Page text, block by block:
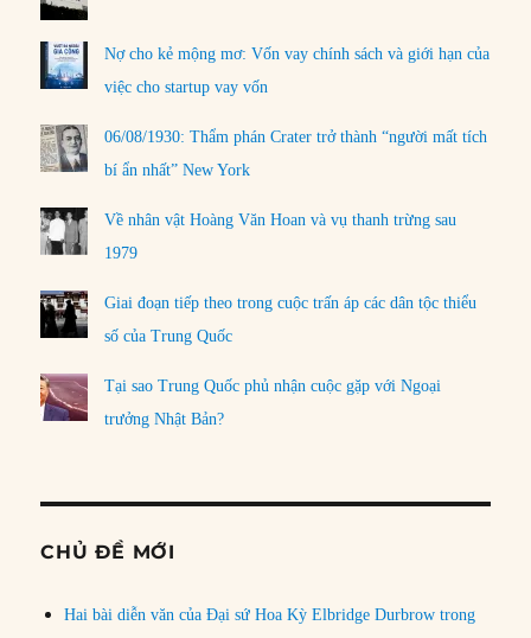
Nợ cho kẻ mộng mơ: Vốn vay chính sách và giới hạn của
việc cho startup vay vốn
06/08/1930: Thẩm phán Crater trở thành “người mất tích
bí ẩn nhất” New York
Về nhân vật Hoàng Văn Hoan và vụ thanh trừng sau
1979
Giai đoạn tiếp theo trong cuộc trấn áp các dân tộc thiểu
số của Trung Quốc
Tại sao Trung Quốc phủ nhận cuộc gặp với Ngoại
trưởng Nhật Bản?
CHỦ ĐỀ MỚI
Hai bài diễn văn của Đại sứ Hoa Kỳ Elbridge Durbrow trong